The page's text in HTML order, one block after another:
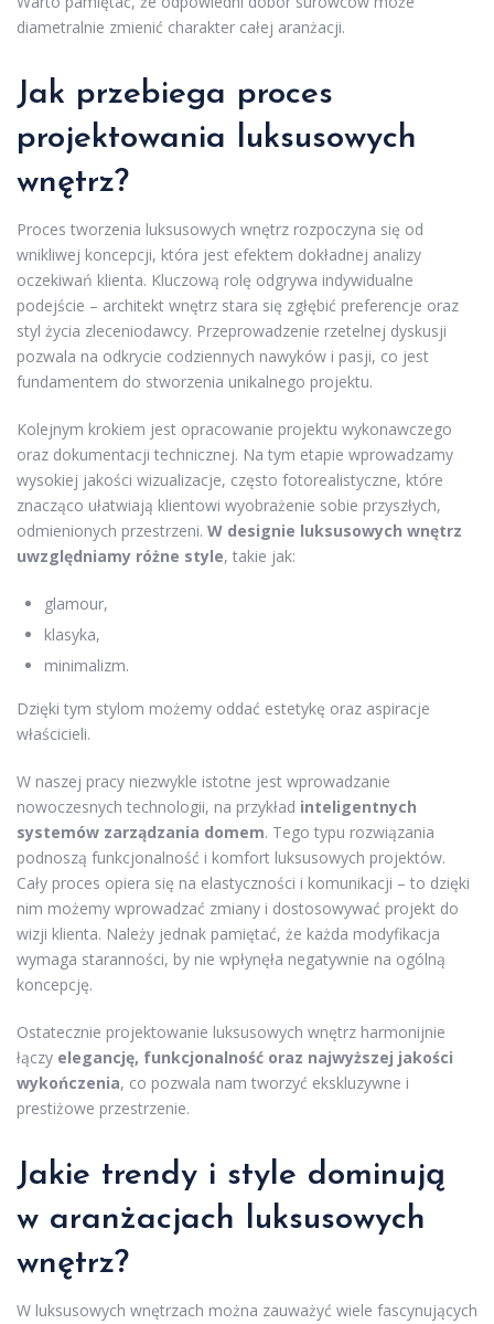
diametralnie zmienić charakter całej aranżacji.
Jak przebiega proces
projektowania luksusowych
wnętrz?
Proces tworzenia luksusowych wnętrz rozpoczyna się od
wnikliwej koncepcji, która jest efektem dokładnej analizy
oczekiwań klienta. Kluczową rolę odgrywa indywidualne
podejście – architekt wnętrz stara się zgłębić preferencje oraz
styl życia zleceniodawcy. Przeprowadzenie rzetelnej dyskusji
pozwala na odkrycie codziennych nawyków i pasji, co jest
fundamentem do stworzenia unikalnego projektu.
Kolejnym krokiem jest opracowanie projektu wykonawczego
oraz dokumentacji technicznej. Na tym etapie wprowadzamy
wysokiej jakości wizualizacje, często fotorealistyczne, które
znacząco ułatwiają klientowi wyobrażenie sobie przyszłych,
odmienionych przestrzeni. W designie luksusowych wnętrz
uwzględniamy różne style, takie jak:
glamour,
klasyka,
minimalizm.
Dzięki tym stylom możemy oddać estetykę oraz aspiracje
właścicieli.
W naszej pracy niezwykle istotne jest wprowadzanie
nowoczesnych technologii, na przykład inteligentnych
systemów zarządzania domem. Tego typu rozwiązania
podnoszą funkcjonalność i komfort luksusowych projektów.
Cały proces opiera się na elastyczności i komunikacji – to dzięki
nim możemy wprowadzać zmiany i dostosowywać projekt do
wizji klienta. Należy jednak pamiętać, że każda modyfikacja
wymaga staranności, by nie wpłynęła negatywnie na ogólną
koncepcję.
Ostatecznie projektowanie luksusowych wnętrz harmonijnie
łączy elegancję, funkcjonalność oraz najwyższej jakości
wykończenia, co pozwala nam tworzyć ekskluzywne i
prestiżowe przestrzenie.
Jakie trendy i style dominują
w aranżacjach luksusowych
wnętrz?
W luksusowych wnętrzach można zauważyć wiele fascynujących